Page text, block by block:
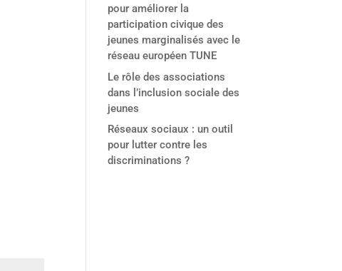
pour améliorer la
participation civique des
jeunes marginalisés avec le
réseau européen TUNE
Le rôle des associations
dans l’inclusion sociale des
jeunes
Réseaux sociaux : un outil
pour lutter contre les
discriminations ?